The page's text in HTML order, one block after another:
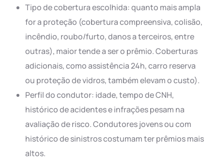
Tipo de cobertura escolhida: quanto mais ampla
for a proteção (cobertura compreensiva, colisão,
incêndio, roubo/furto, danos a terceiros, entre
outras), maior tende a ser o prêmio. Coberturas
adicionais, como assistência 24h, carro reserva
ou proteção de vidros, também elevam o custo).
Perfil do condutor: idade, tempo de CNH,
histórico de acidentes e infrações pesam na
avaliação de risco. Condutores jovens ou com
histórico de sinistros costumam ter prêmios mais
altos.